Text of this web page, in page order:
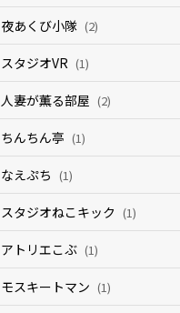
夜あくび小隊 (2)
スタジオVR (1)
人妻が薫る部屋 (2)
ちんちん亭 (1)
なえぷち (1)
スタジオねこキック (1)
アトリエこぶ (1)
モスキートマン (1)